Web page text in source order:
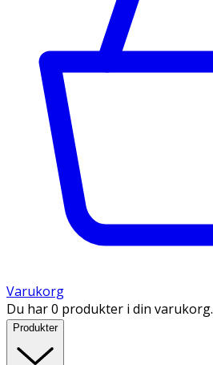
Varukorg
Du har 0 produkter i din varukorg.
Produkter